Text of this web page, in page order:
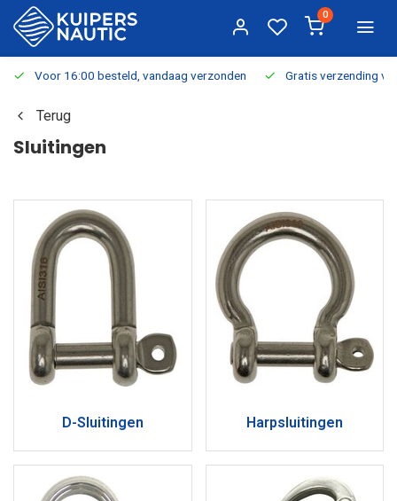
0
Voor 16:00 besteld, vandaag verzonden Gratis verzending
Terug
Sluitingen
D-Sluitingen Harpsluitingen